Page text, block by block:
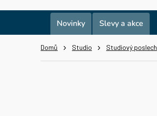
Novinky Slevy a akce
Domů Studio Studiový poslech